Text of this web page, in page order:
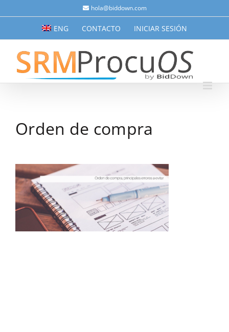
al
hola@biddown.com
ENG CONTACTO INICIAR SESIÓN
Orden de compra